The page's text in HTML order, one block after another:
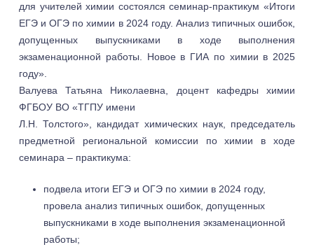
для учителей химии состоялся семинар-практикум «Итоги
ЕГЭ и ОГЭ по химии в 2024 году. Анализ типичных ошибок,
допущенных выпускниками в ходе выполнения
экзаменационной работы. Новое в ГИА по химии в 2025
году».
Валуева Татьяна Николаевна, доцент кафедры химии
ФГБОУ ВО «ТГПУ имени
Л.Н. Толстого», кандидат химических наук, председатель
предметной региональной комиссии по химии в ходе
семинара – практикума:
подвела итоги ЕГЭ и ОГЭ по химии в 2024 году,
провела анализ типичных ошибок, допущенных
выпускниками в ходе выполнения экзаменационной
работы;